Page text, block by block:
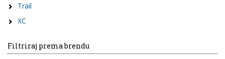
Trail
XC
Filtriraj prema brendu